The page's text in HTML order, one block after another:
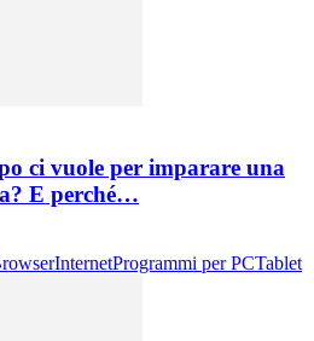
ci vuole per imparare una
E perché…
InternetProgrammi per PCTablet